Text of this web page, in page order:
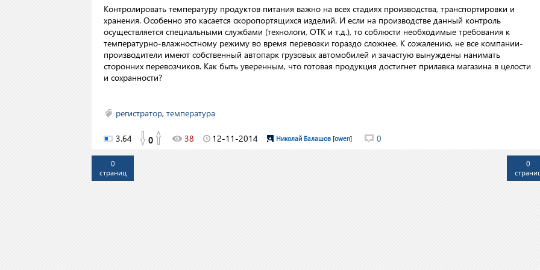
Контролировать температуру продуктов питания важно на всех стадиях производства, транспортировки и
хранения. Особенно это касается скоропортящихся изделий. И если на производстве данный контроль
осуществляется специальными службами (технологи, ОТК и т.д.), то соблюсти необходимые требования к
температурно-влажностному режиму во время перевозки гораздо сложнее. К сожалению, не все компании-
производители имеют собственный автопарк грузовых автомобилей и зачастую вынуждены нанимать
сторонних перевозчиков. Как быть уверенным, что готовая продукция достигнет прилавка магазина в целости
и сохранности?
регистратор, температура
3.64 0 38 12-11-2014 Николай Балашов [owen] 0
0
страниц
0